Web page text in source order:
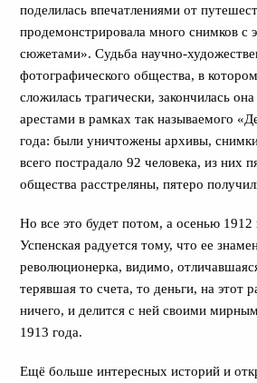
поделилась впечатлениями от
продемонстрировала много снимков с
сюжетами». Судьба научно-
фотографического общества, в
сложилась трагически, закончилась
арестами в рамках так называемого
года: были уничтожены архивы,
всего пострадало 92 человека, из них
общества расстреляны, пятеро
Но все это будет потом, а осенью 1912
Успенская радуется тому, что ее
революционерка, видимо,
терявшая то счета, то деньги, на этот
ничего, и делится с ней своими
1913 года.
Ещё больше интересных историй и